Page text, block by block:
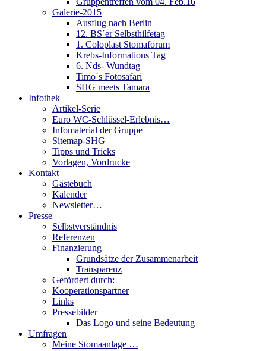
Galerie-2015
Ausflug nach Berlin
12. BS´er Selbsthilfetag
1. Coloplast Stomaforum
Krebs-Informations Tag
6. Nds- Wundtag
Timo´s Fotosafari
SHG meets Tamara
Infothek
Artikel-Serie
Euro WC-Schlüssel-Erlebnis…
Infomaterial der Gruppe
Sitemap-SHG
Tipps und Tricks
Vorlagen, Vordrucke
Kontakt
Gästebuch
Kalender
Newsletter…
Presse
Selbstverständnis
Referenzen
Finanzierung
Grundsätze der Zusammenarbeit
Transparenz
Gefördert durch:
Kooperationspartner
Links
Pressebilder
Das Logo und seine Bedeutung
Umfragen
Meine Stomaanlage …